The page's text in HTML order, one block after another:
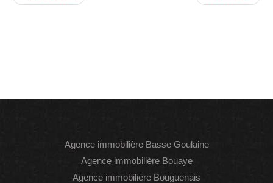
Agence immobilière Basse Goulaine
Agence immobilière Bouaye
Agence immobilière Bouguenais